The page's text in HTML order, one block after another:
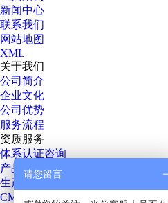
新闻中心
联系我们
网站地图
XML
关于我们
公司简介
企业文化
公司优势
服务流程
资质服务
体系认证咨询
产品认证咨询
生产许可咨询
CMA、CNAS咨询
请您留言